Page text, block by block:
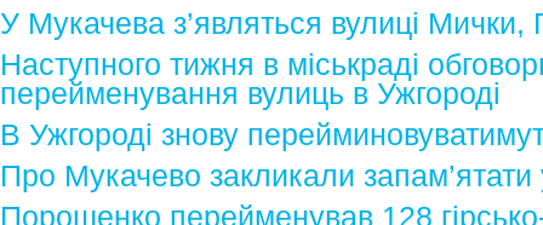
У Мукачева з’являться вулиці Мички,
Наступного тижня в міськраді
перейменування вулиць в Ужгороді
В Ужгороді знову
Про Мукачево закликали
Порошенко перейменував 128